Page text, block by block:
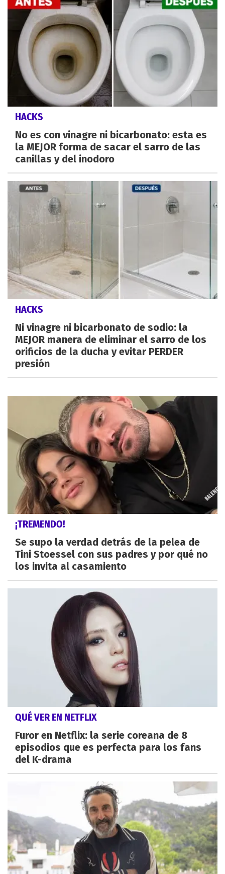
HACKS
No es con vinagre ni bicarbonato: esta es
la MEJOR forma de sacar el sarro de las
canillas y del inodoro
HACKS
Ni vinagre ni bicarbonato de sodio: la
MEJOR manera de eliminar el sarro de los
orificios de la ducha y evitar PERDER
presión
¡TREMENDO!
Se supo la verdad detrás de la pelea de
Tini Stoessel con sus padres y por qué no
los invita al casamiento
QUÉ VER EN NETFLIX
Furor en Netflix: la serie coreana de 8
episodios que es perfecta para los fans
del K-drama